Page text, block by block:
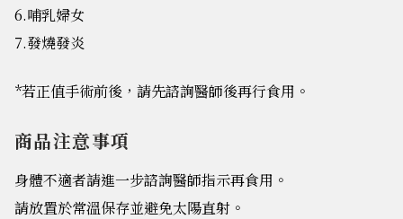
6.哺乳婦女
7.發燒發炎
*若正值手術前後，請先諮詢醫師後再行食用。
商品注意事項
身體不適者請進一步諮詢醫師指示再食用。
請放置於常溫保存並避免太陽直射。